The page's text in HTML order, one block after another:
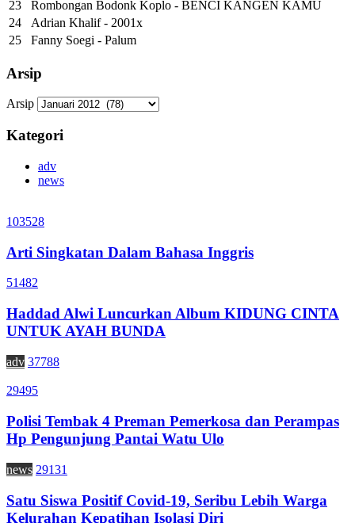
23
Rombongan Bodonk Koplo - BENCI KANGEN KAMU
24
Adrian Khalif - 2001x
25
Fanny Soegi - Palum
Arsip
Arsip
Kategori
adv
news
103528
Arti Singkatan Dalam Bahasa Inggris
51482
Haddad Alwi Luncurkan Album KIDUNG CINTA
UNTUK AYAH BUNDA
adv 37788
29495
Polisi Tembak 4 Preman Pemerkosa dan Perampas
Hp Pengunjung Pantai Watu Ulo
news 29131
Satu Siswa Positif Covid-19, Seribu Lebih Warga
Kelurahan Kepatihan Isolasi Diri